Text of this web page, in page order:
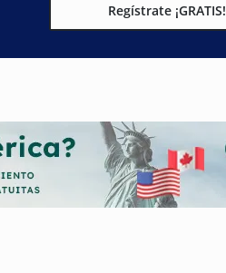
Regístrate ¡GRATIS!